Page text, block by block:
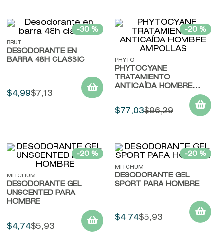
-30 %
BRUT
DESODORANTE EN
BARRA 48H CLASSIC
$4,99$7,13
-20 %
PHYTO
PHYTOCYANE
TRATAMIENTO
ANTICAÍDA HOMBRE
$ 77 ,03$96,29
-20 %
MITCHUM
DESODORANTE GEL
UNSCENTED PARA
HOMBRE
$4, 74$5,93
-20 %
MITCHUM
DESODORANTE GEL
SPORT PARA HOMBRE
$4, 74$5,93